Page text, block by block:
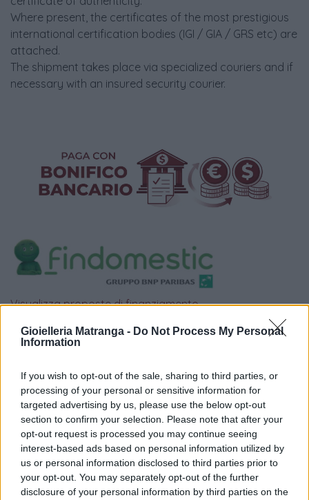
Gioielleria Matranga - Do Not Process My Personal
Information
If you wish to opt-out of the sale, sharing to third parties, or
processing of your personal or sensitive information for
targeted advertising by us, please use the below opt-out
section to confirm your selection. Please note that after your
opt-out request is processed you may continue seeing
interest-based ads based on personal information utilized by
us or personal information disclosed to third parties prior to
your opt-out. You may separately opt-out of the further
disclosure of your personal information by third parties on the
Where present, the certificates of the most prestigious
international certification bodies (IGI / GIA / GRS etc) are
attached.
The shipment takes place via specialized couriers and if
necessary with an insured security courier.
Visualizza proposte di finanziamento
Politiche dei prezzi online
Caratteristiche Prodotto
Google
4.8
Basato su 408 reviews
Powered byLocalImpact